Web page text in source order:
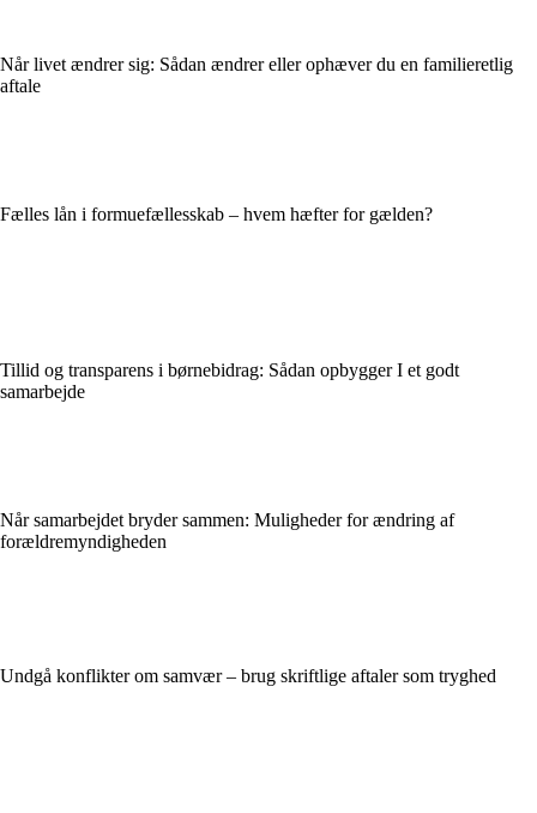
Når livet ændrer sig: Sådan ændrer eller ophæver du en familieretlig
aftale
Fælles lån i formuefællesskab – hvem hæfter for gælden?
Tillid og transparens i børnebidrag: Sådan opbygger I et godt
samarbejde
Når samarbejdet bryder sammen: Muligheder for ændring af
forældremyndigheden
Undgå konflikter om samvær – brug skriftlige aftaler som tryghed